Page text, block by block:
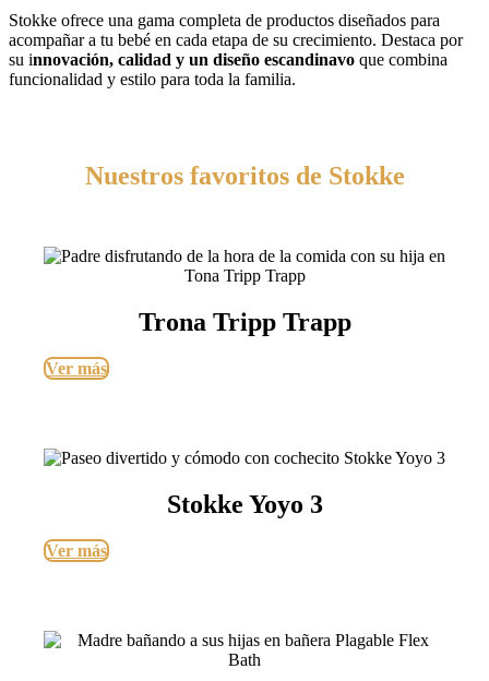
Stokke ofrece una gama completa de productos diseñados para
acompañar a tu bebé en cada etapa de su crecimiento. Destaca por
su innovación, calidad y un diseño escandinavo que combina
funcionalidad y estilo para toda la familia.
Nuestros favoritos de Stokke
Trona Tripp Trapp
Ver más
Stokke Yoyo 3
Ver más